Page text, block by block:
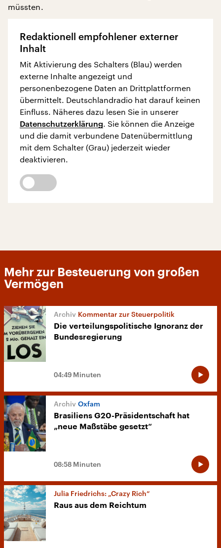
müssten.
Redaktionell empfohlener externer
Inhalt
Mit Aktivierung des Schalters (Blau) werden
externe Inhalte angezeigt und
personenbezogene Daten an Drittplattformen
übermittelt. Deutschlandradio hat darauf keinen
Einfluss. Näheres dazu lesen Sie in unserer
Datenschutzerklärung . Sie können die Anzeige
und die damit verbundene Datenübermittlung
mit dem Schalter (Grau) jederzeit wieder
deaktivieren.
Mehr zur Besteuerung von großen
Vermögen
Kommentar zur Steuerpolitik
Die verteilungspolitische Ignoranz der
Bundesregierung
04:49 Minuten
Oxfam
Brasiliens G20-Präsidentschaft hat
„neue Maßstäbe gesetzt“
08:58 Minuten
Julia Friedrichs: „Crazy Rich“
Raus aus dem Reichtum